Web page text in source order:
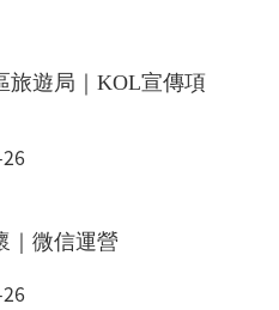
旅遊局｜KOL宣傳項
｜微信運營